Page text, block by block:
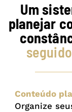
Um
planejar
Conteúdo
Organize